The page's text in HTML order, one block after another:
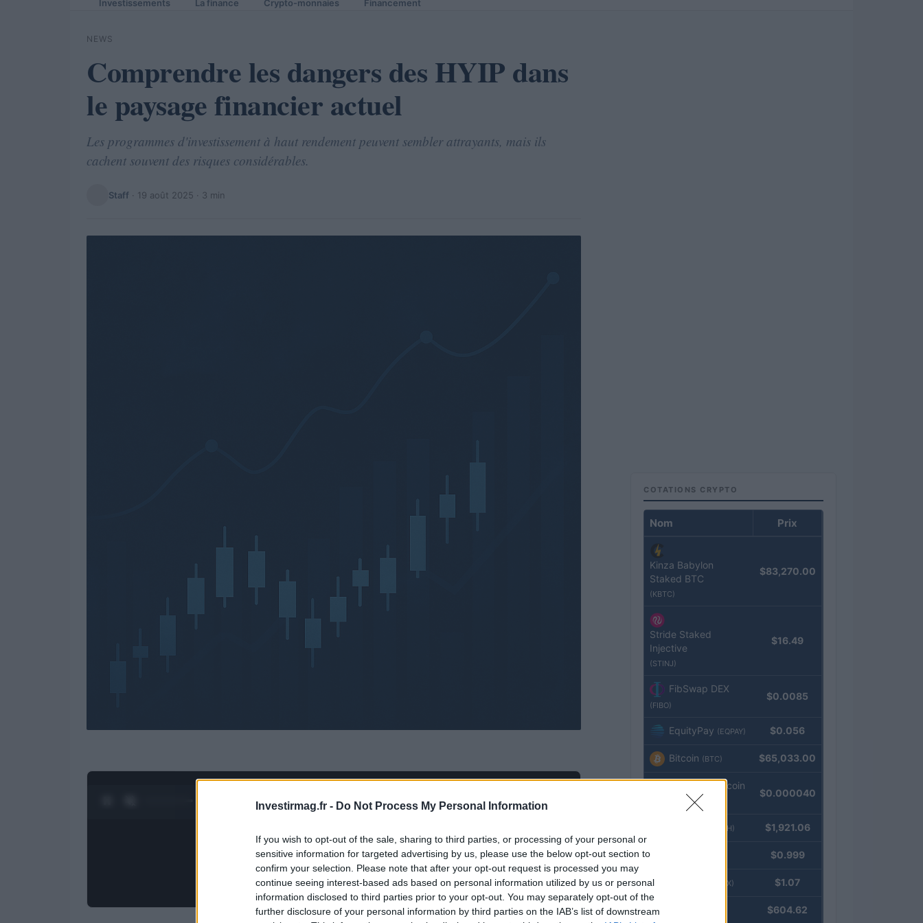
Investirmag.fr - Do Not Process My Personal Information
If you wish to opt-out of the sale, sharing to third parties, or processing of your personal or
sensitive information for targeted advertising by us, please use the below opt-out section to
confirm your selection. Please note that after your opt-out request is processed you may
continue seeing interest-based ads based on personal information utilized by us or personal
information disclosed to third parties prior to your opt-out. You may separately opt-out of the
further disclosure of your personal information by third parties on the IAB’s list of downstream
Investissements La finance Crypto-monnaies Financement
NEWS
Comprendre les dangers des HYIP dans
le paysage financier actuel
Les programmes d'investissement à haut rendement peuvent sembler attrayants, mais ils
cachent souvent des risques considérables.
Staff · 19 août 2025 · 3 min
1 POWERED BYAdhub Media
COTATIONS CRYPTO
Nom Prix
Kinza Babylon
Staked BTC
(KBTC)
$83,270.00
Stride Staked
Injective
(STINJ)
$16.49
FibSwap DEX
(FIBO)
$0.0085
EquityPay (EQPAY) $0.056
Bitcoin (BTC) $65,033.00
VNST Stablecoin
$0.000040
(ETH) $1,921.06
$0.999
(USDEX) $1.07
$604.62